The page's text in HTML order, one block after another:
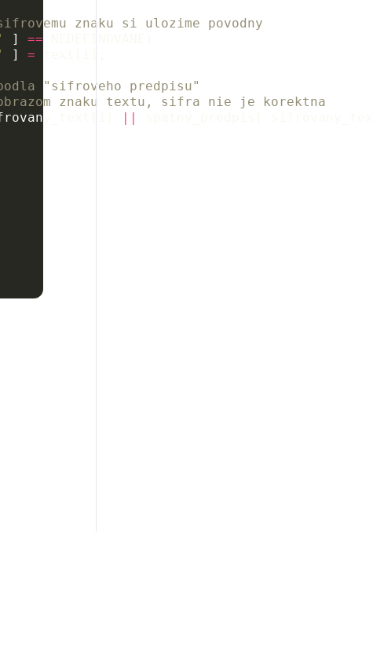
znaku si ulozime povodny
] ==
] =
"sifroveho predpisu"
znaku textu, sifra nie je korektna
||